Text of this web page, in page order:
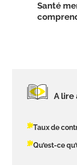
Santé
A lire
Taux de
Qu’est-ce